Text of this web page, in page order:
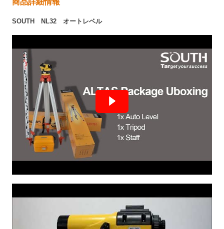
商品詳細情報
SOUTH NL32 オートレベル